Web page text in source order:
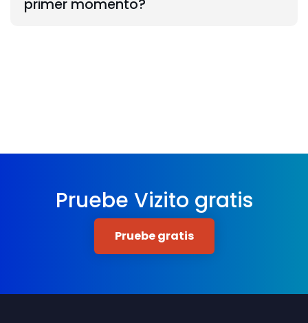
primer momento?
Pruebe Vizito gratis
Pruebe gratis